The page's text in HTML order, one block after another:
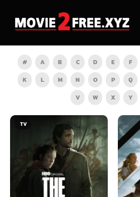
# A B C D E F
K
L M N O P Q
V
W X Y